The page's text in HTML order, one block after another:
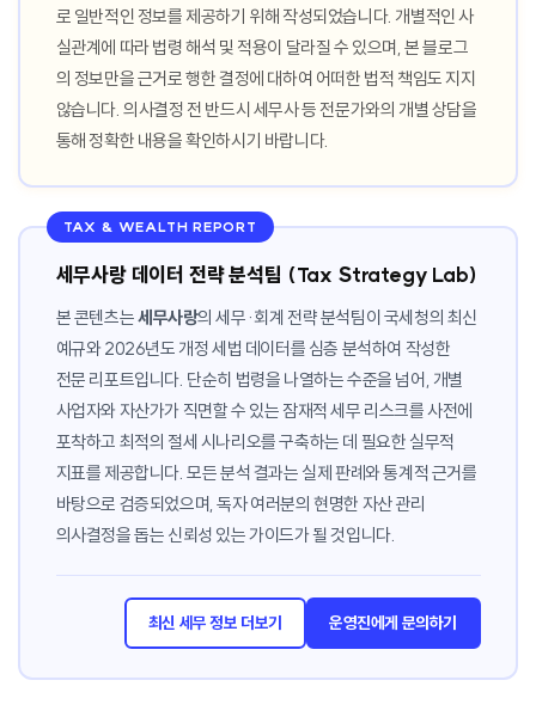
로 일반적인 정보를 제공하기 위해 작성되었습니다. 개별적인 사
실관계에 따라 법령 해석 및 적용이 달라질 수 있으며, 본 블로그
의 정보만을 근거로 행한 결정에 대하여 어떠한 법적 책임도 지지
않습니다. 의사결정 전 반드시 세무사 등 전문가와의 개별 상담을
통해 정확한 내용을 확인하시기 바랍니다.
TAX & WEALTH REPORT
세무사랑 데이터 전략 분석팀 (Tax Strategy Lab)
본 콘텐츠는세무사랑의 세무·회계 전략 분석팀이 국세청의 최신
예규와 2026년도 개정 세법 데이터를 심층 분석하여 작성한
전문 리포트입니다. 단순히 법령을 나열하는 수준을 넘어, 개별
사업자와 자산가가 직면할 수 있는 잠재적 세무 리스크를 사전에
포착하고 최적의 절세 시나리오를 구축하는 데 필요한 실무적
지표를 제공합니다. 모든 분석 결과는 실제 판례와 통계적 근거를
바탕으로 검증되었으며, 독자 여러분의 현명한 자산 관리
의사결정을 돕는 신뢰성 있는 가이드가 될 것입니다.
최신 세무 정보 더보기 운영진에게 문의하기